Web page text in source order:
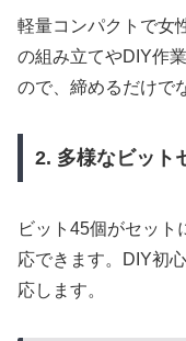
軽量コンパクトで女
の組み立てやDIY作
ので、締めるだけで
2. 多様なビット
ビット45個がセット
応できます。DIY初
応します。